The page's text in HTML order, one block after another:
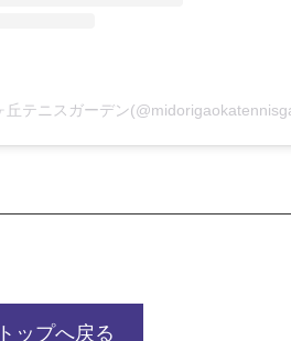
丘テニスガーデン
ップへ戻る